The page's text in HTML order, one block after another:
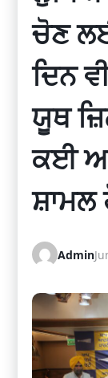
ਚੋਣ
ਦਿਨ
ਯੂਥ
ਕਈ
ਸ਼ਾਮਲ
Admin